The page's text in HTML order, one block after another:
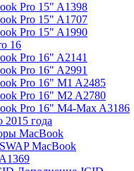
Pro 15" A1398
Pro 15" A1707
Pro 15" A1990
16
Pro 16" A2141
Pro 16" A2991
Pro 16" M1 A2485
Pro 16" M2 A2780
Pro 16" M4-Max A3186
2015 года
MacBook
MacBook